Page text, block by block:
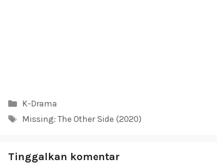
Kategori
K-Drama
Tag
Missing: The Other Side (2020)
Tinggalkan komentar